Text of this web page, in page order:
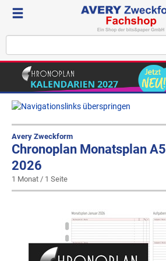
Avery Zweckform
Chronoplan Monatsplan A5
2026
1 Monat / 1 Seite